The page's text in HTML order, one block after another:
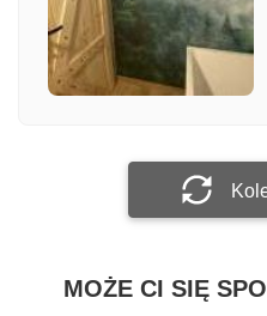
Załącz zdjęcie
MOŻE CI SIĘ